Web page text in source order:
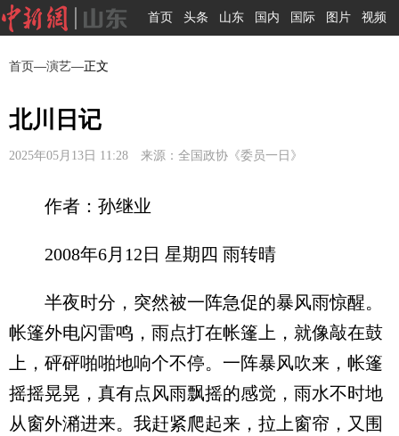
首页 头条 山东 国内 国际 图片 视频
首页—演艺—正文
北川日记
2025年05月13日 11:28 来源：全国政协《委员一日》
作者：孙继业
2008年6月12日 星期四 雨转晴
半夜时分，突然被一阵急促的暴风雨惊醒。
帐篷外电闪雷鸣，雨点打在帐篷上，就像敲在鼓
上，砰砰啪啪地响个不停。一阵暴风吹来，帐篷
摇摇晃晃，真有点风雨飘摇的感觉，雨水不时地
从窗外潲进来。我赶紧爬起来，拉上窗帘，又围